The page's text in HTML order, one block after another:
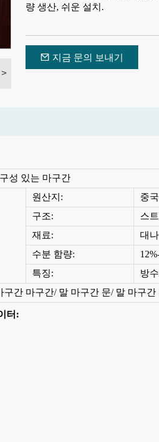
정원 파티오
현대 대나무 고밀도 탄
방 바닥
>
량 생산, 쉬운 설치.
지금 문의 보내기
성 있는 마구간
원산지:
중
구조:
스
재료:
대
수분 함량:
특징:
방
구간 마구간/ 말 마구간 문/ 말 마구간
터: